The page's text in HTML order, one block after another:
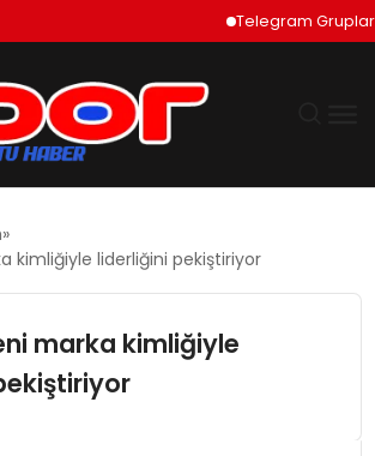
Telegram Grupları
kimliğiyle liderliğini pekiştiriyor
marka kimliğiyle